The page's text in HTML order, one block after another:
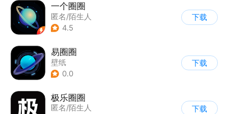
一个圈圈
匿名/陌生人
4.5
下载
易圈圈
壁纸
0.0
下载
极乐圈圈
匿名/陌生人
下载